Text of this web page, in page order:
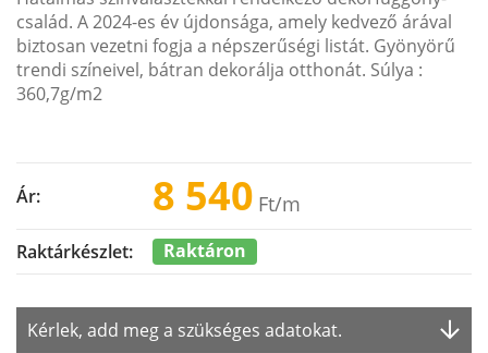
család. A 2024-es év újdonsága, amely kedvező árával
biztosan vezetni fogja a népszerűségi listát. Gyönyörű
trendi színeivel, bátran dekorálja otthonát. Súlya :
360,7g/m2
Ár: 8 540 Ft/m
Raktárkészlet: Raktáron
Kérlek, add meg a szükséges adatokat.